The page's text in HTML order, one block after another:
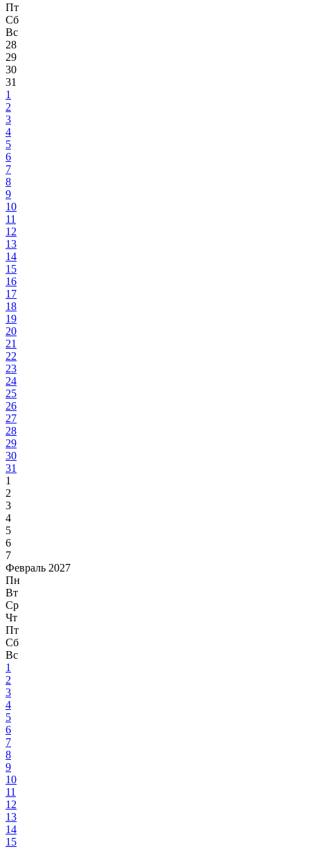
Пт
Сб
Вс
28
29
30
31
1
2
3
4
5
6
7
8
9
10
11
12
13
14
15
16
17
18
19
20
21
22
23
24
25
26
27
28
29
30
31
1
2
3
4
5
6
7
Февраль 2027
Пн
Вт
Ср
Чт
Пт
Сб
Вс
1
2
3
4
5
6
7
8
9
10
11
12
13
14
15